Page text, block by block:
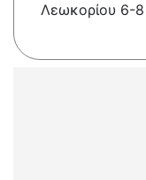
Λεωκορίου 6-8